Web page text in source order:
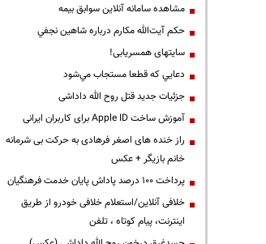
مشاهده سامانه آنلاين سوابق بیمه
حكم آيت‌الله مكارم درباره شاهين نجفي
سایتهای همسریابی!
دعايي كه قطعا مستجاب مي‌شود
جزئیات جدید قتل روح الله داداشی
آموزش ساخت Apple ID برای کاربران ایرانی
راز خنده های اصغر فرهادی به حرکت بی شرمانه
خانم بازیگر + عکس
پرداخت ۱۰۰ درصد پاداش پایان خدمت فرهنگیان
خلافی آنلاین/استعلام خلافی خودرو از طریق
اینترنت، پیام کوتاه ، تلفن